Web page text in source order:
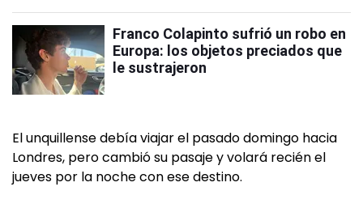
Franco Colapinto sufrió un robo en
Europa: los objetos preciados que
le sustrajeron
El unquillense debía viajar el pasado domingo hacia
Londres, pero cambió su pasaje y volará recién el
jueves por la noche con ese destino.